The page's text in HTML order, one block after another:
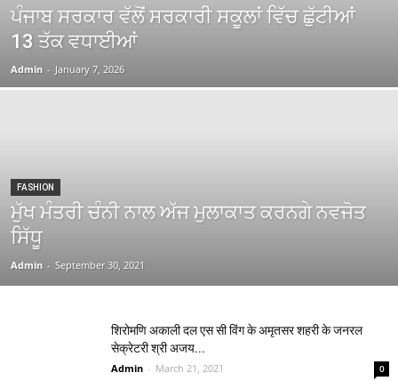
ਪੰਜਾਬ ਸਰਕਾਰ ਵੱਲੋਂ ਸਰਕਾਰੀ ਸਕੂਲਾਂ ਵਿੱਚ ਛੁੱਟੀਆਂ
13 ਤੱਕ ਵਧਾਈਆਂ
Admin - January 7, 2026
FASHION
ਮੁੱਖ ਮੰਤਰੀ ਚੰਨੀ ਨਾਲ ਅੱਜ ਮੁਲਾਕਾਤ ਕਰਨਗੇ ਨਵਜੋਤ
ਸਿੱਧੂ
Admin - September 30, 2021
शिरोमणि अकाली दल एस सी विंग के अमृतसर शहरी के जनरल
सेक्रेटरी श्री अजय...
Admin - March 21, 2021 0